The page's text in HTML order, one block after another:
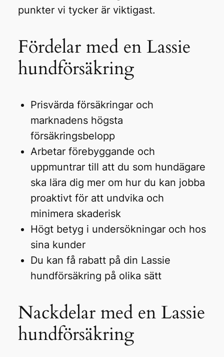
punkter vi tycker är viktigast.
Fördelar med en Lassie
hundförsäkring
Prisvärda försäkringar och
marknadens högsta
försäkringsbelopp
Arbetar förebyggande och
uppmuntrar till att du som hundägare
ska lära dig mer om hur du kan jobba
proaktivt för att undvika och
minimera skaderisk
Högt betyg i undersökningar och hos
sina kunder
Du kan få rabatt på din Lassie
hundförsäkring på olika sätt
Nackdelar med en Lassie
hundförsäkring